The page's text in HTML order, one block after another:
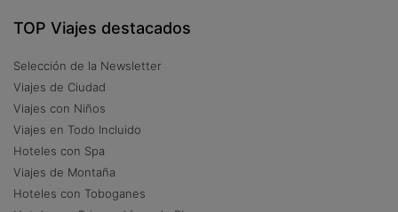
TOP Viajes destacados
Selección de la Newsletter
Viajes de Ciudad
Viajes con Niños
Viajes en Todo Incluido
Hoteles con Spa
Viajes de Montaña
Hoteles con Toboganes